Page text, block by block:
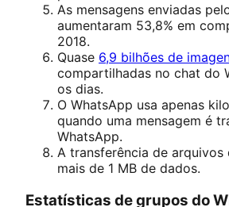
As mensagens enviadas
aumentaram 53,8% em
2018.
Quase 6,9 bilhões de
compartilhadas no chat do
os dias.
O WhatsApp usa apenas
quando uma mensagem é
WhatsApp.
A transferência de arquivos
mais de 1 MB de dados.
Estatísticas de grupos do